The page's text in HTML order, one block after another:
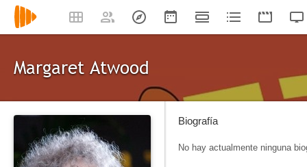
Margaret Atwood
Biografía
No hay actualmente ninguna